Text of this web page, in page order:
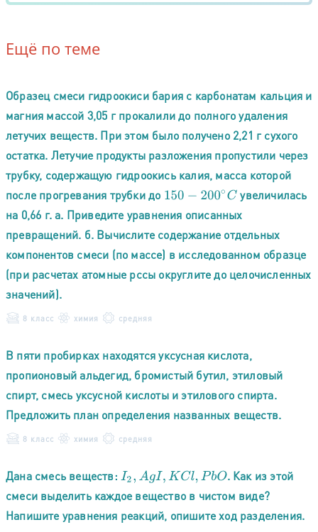
Ещё по теме
Образец смеси гидроокиси бария с карбонатам кальция и
магния массой 3,05 г прокалили до полного удаления
летучих веществ. При этом было получено 2,21 г сухого
остатка. Летучие продукты разложения пропустили через
трубку, содержащую гидроокись калия, масса которой
после прогревания трубки до 150− 200∘C
увеличилась
на 0,66 г. а. Приведите уравнения описанных
превращений. б. Вычислите содержание отдельных
компонентов смеси (по массе) в исследованном образце
(при расчетах атомные рссы округлите до целочисленных
значений).
8 класс химия средняя
В пяти пробирках находятся уксусная кислота,
пропионовый альдегид, бромистый бутил, этиловый
спирт, смесь уксусной кислоты и этилового спирта.
Предложить план определения названных веществ.
8 класс химия средняя
Дана смесь веществ: I2,AgI,KCl,PbO
. Как из этой
смеси выделить каждое вещество в чистом виде?
Напишите уравнения реакций, опишите ход разделения.